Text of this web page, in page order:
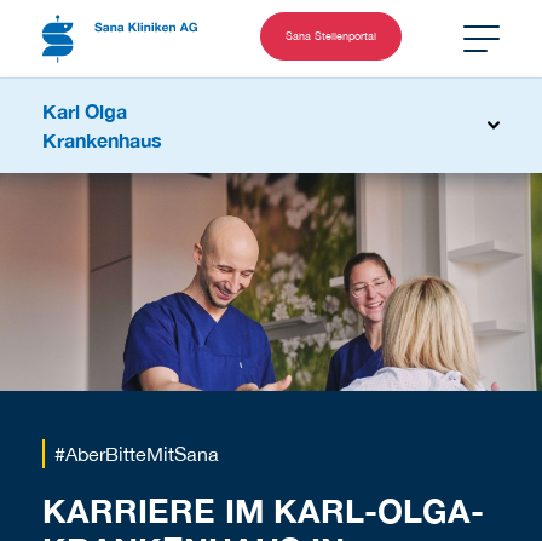
Sana Stellenportal
Karl Olga
Krankenhaus
#AberBitteMitSana
KARRIERE IM KARL-OLGA-